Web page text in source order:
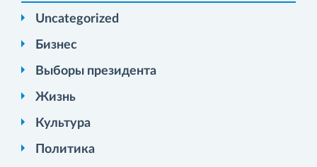
Uncategorized
Бизнес
Выборы президента
Жизнь
Культура
Политика